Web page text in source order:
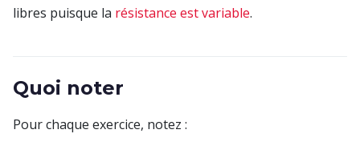
libres puisque la résistance est variable.
Quoi noter
Pour chaque exercice, notez :